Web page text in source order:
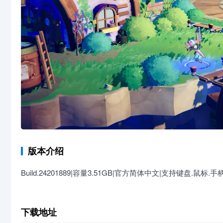
版本介绍
Build.24201889|容量3.51GB|官方简体中文|支持键盘.鼠标.手
下载地址